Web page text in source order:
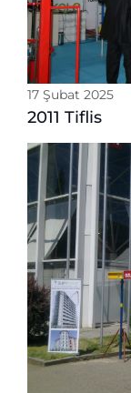
17 Şubat 2025
2011 Tiflis